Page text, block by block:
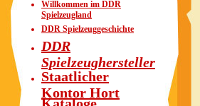
Willkommen im DDR
Spielzeugland
DDR Spielzeuggeschichte
DDR
Spielzeughersteller
Staatlicher
Kontor Hort
Kataloge